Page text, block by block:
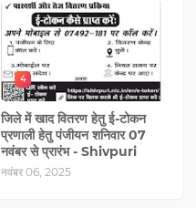
4
जिले में खाद वितरण हेतु ई-टोकन
प्रणाली हेतु पंजीयन शनिवार 07
नवंबर से प्रारंभ - Shivpuri
नवंबर 06, 2025